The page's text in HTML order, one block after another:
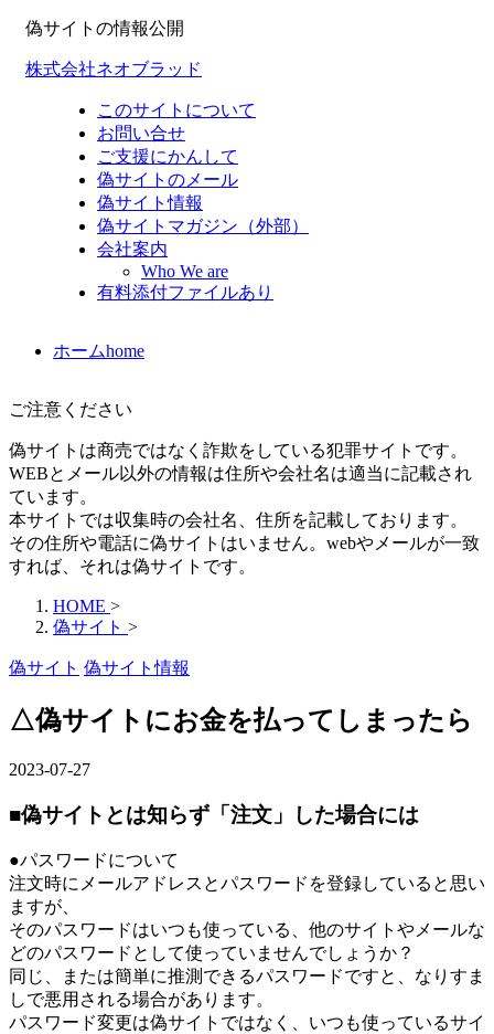
偽サイトの情報公開
株式会社ネオブラッド
このサイトについて
お問い合せ
ご支援にかんして
偽サイトのメール
偽サイト情報
偽サイトマガジン（外部）
会社案内
Who We are
有料添付ファイルあり
ホームhome
ご注意ください
偽サイトは商売ではなく詐欺をしている犯罪サイトです。
WEBとメール以外の情報は住所や会社名は適当に記載され
ています。
本サイトでは収集時の会社名、住所を記載しております。
その住所や電話に偽サイトはいません。webやメールが一致
すれば、それは偽サイトです。
HOME >
偽サイト >
偽サイト 偽サイト情報
△偽サイトにお金を払ってしまったら
2023-07-27
■偽サイトとは知らず「注文」した場合には
●パスワードについて
注文時にメールアドレスとパスワードを登録していると思い
ますが、
そのパスワードはいつも使っている、他のサイトやメールな
どのパスワードとして使っていませんでしょうか？
同じ、または簡単に推測できるパスワードですと、なりすま
しで悪用される場合があります。
パスワード変更は偽サイトではなく、いつも使っているサイ